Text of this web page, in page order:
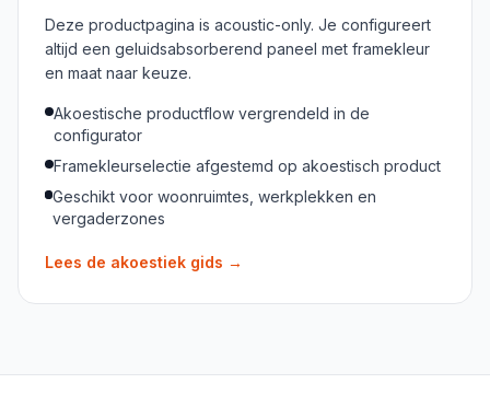
Deze productpagina is acoustic-only. Je configureert
altijd een geluidsabsorberend paneel met framekleur
en maat naar keuze.
Akoestische productflow vergrendeld in de
configurator
Framekleurselectie afgestemd op akoestisch product
Geschikt voor woonruimtes, werkplekken en
vergaderzones
Lees de akoestiek gids →